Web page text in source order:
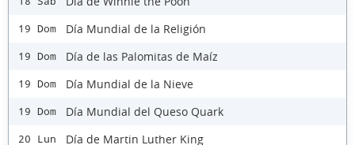
19 Dom Día Mundial de la Religión
19 Dom Día de las Palomitas de Maíz
19 Dom Día Mundial de la Nieve
19 Dom Día Mundial del Queso Quark
20 Lun Día de Martin Luther King